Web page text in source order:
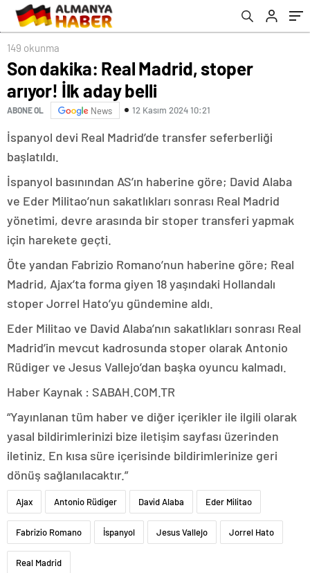
149 okunma
Son dakika: Real Madrid, stoper
arıyor! İlk aday belli
ABONE OL News 12 Kasım 2024 10:21
İspanyol devi Real Madrid’de transfer seferberliği
başlatıldı.
İspanyol basınından AS’ın haberine göre; David Alaba
ve Eder Militao’nun sakatlıkları sonrası Real Madrid
yönetimi, devre arasında bir stoper transferi yapmak
için harekete geçti.
Öte yandan Fabrizio Romano’nun haberine göre; Real
Madrid, Ajax’ta forma giyen 18 yaşındaki Hollandalı
stoper Jorrel Hato’yu gündemine aldı.
Eder Militao ve David Alaba’nın sakatlıkları sonrası Real
Madrid’in mevcut kadrosunda stoper olarak Antonio
Rüdiger ve Jesus Vallejo’dan başka oyuncu kalmadı.
Haber Kaynak : SABAH.COM.TR
“Yayınlanan tüm haber ve diğer içerikler ile ilgili olarak
yasal bildirimlerinizi bize iletişim sayfası üzerinden
iletiniz. En kısa süre içerisinde bildirimlerinize geri
dönüş sağlanılacaktır.”
Ajax Antonio Rüdiger David Alaba Eder Militao
Fabrizio Romano İspanyol Jesus Vallejo Jorrel Hato
Real Madrid